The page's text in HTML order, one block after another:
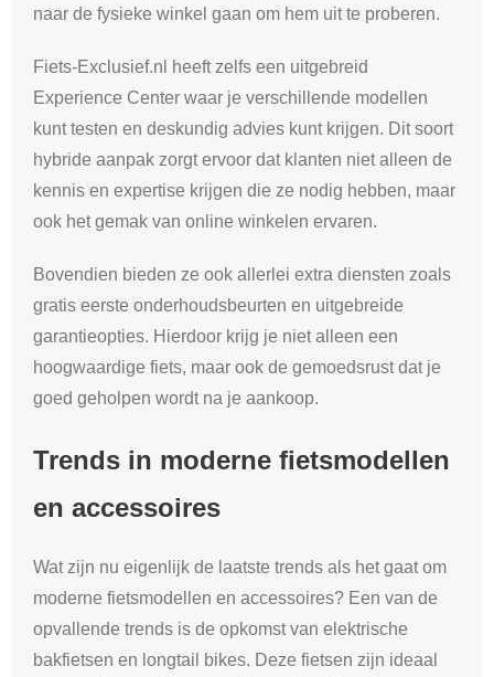
naar de fysieke winkel gaan om hem uit te proberen.
Fiets-Exclusief.nl heeft zelfs een uitgebreid
Experience Center waar je verschillende modellen
kunt testen en deskundig advies kunt krijgen. Dit soort
hybride aanpak zorgt ervoor dat klanten niet alleen de
kennis en expertise krijgen die ze nodig hebben, maar
ook het gemak van online winkelen ervaren.
Bovendien bieden ze ook allerlei extra diensten zoals
gratis eerste onderhoudsbeurten en uitgebreide
garantieopties. Hierdoor krijg je niet alleen een
hoogwaardige fiets, maar ook de gemoedsrust dat je
goed geholpen wordt na je aankoop.
Trends in moderne fietsmodellen
en accessoires
Wat zijn nu eigenlijk de laatste trends als het gaat om
moderne fietsmodellen en accessoires? Een van de
opvallende trends is de opkomst van elektrische
bakfietsen en longtail bikes. Deze fietsen zijn ideaal